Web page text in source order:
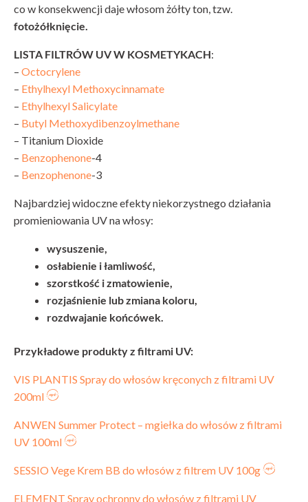
co w konsekwencji daje włosom żółty ton, tzw.
fotożółknięcie.
LISTA FILTRÓW UV W KOSMETYKACH:
– Octocrylene
– Ethylhexyl Methoxycinnamate
– Ethylhexyl Salicylate
– Butyl Methoxydibenzoylmethane
– Titanium Dioxide
– Benzophenone-4
– Benzophenone-3
Najbardziej widoczne efekty niekorzystnego działania
promieniowania UV na włosy:
wysuszenie,
osłabienie i łamliwość,
szorstkość i zmatowienie,
rozjaśnienie lub zmiana koloru,
rozdwajanie końcówek.
Przykładowe produkty z filtrami UV:
VIS PLANTIS Spray do włosów kręconych z filtrami UV
200ml
ANWEN Summer Protect – mgiełka do włosów z filtrami
UV 100ml
SESSIO Vege Krem BB do włosów z filtrem UV 100g
ELEMENT Spray ochronny do włosów z filtrami UV